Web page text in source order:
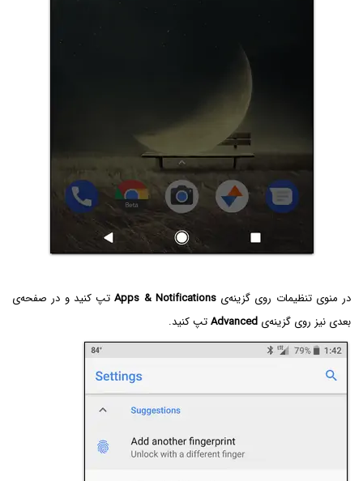
در منوی تنظیمات روی گزینه‌یApps & Notificationsتپ کنید و در صفحه‌ی
بعدی نیز روی گزینه‌ی Advancedتپ کنید.